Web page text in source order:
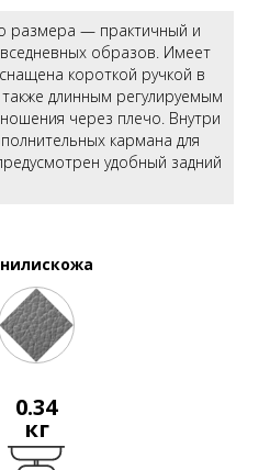
размера — практичный и
образов. Имеет
короткой ручкой в
длинным регулируемым
через плечо. Внутри
кармана для
удобный задний
0.34
кг